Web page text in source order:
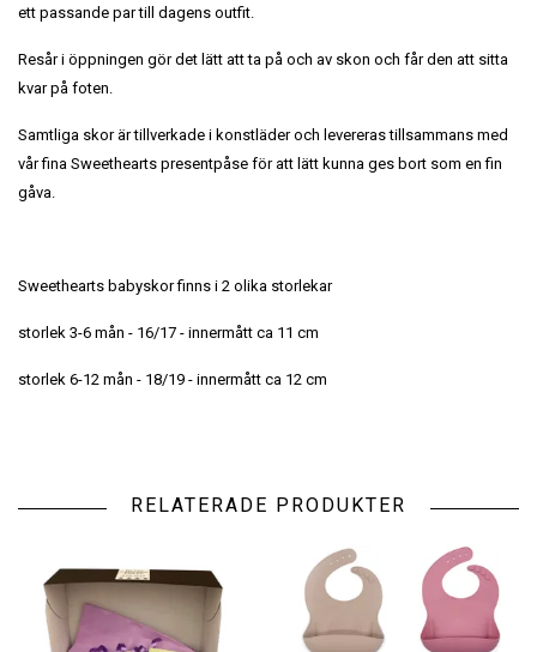
ett passande par till dagens outfit.
Resår i öppningen gör det lätt att ta på och av skon och får den att sitta
kvar på foten.
Samtliga skor är tillverkade i konstläder och levereras tillsammans med
vår fina Sweethearts presentpåse för att lätt kunna ges bort som en fin
gåva.
Sweethearts babyskor finns i 2 olika storlekar
storlek 3-6 mån - 16/17 - innermått ca 11 cm
storlek 6-12 mån - 18/19 - innermått ca 12 cm
RELATERADE PRODUKTER